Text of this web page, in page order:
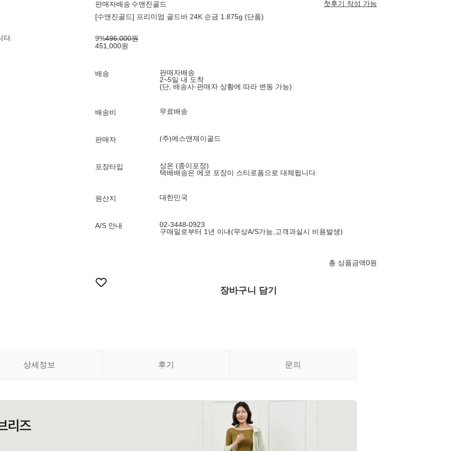
다.
판매자배송 수앤진골드
첫후기 작성 가능
[수앤진골드] 프리미엄 골드바 24K 순금 1.875g (단품)
9%496,000원
451,000원
배송
판매자배송
2~5일 내 도착
(단, 배송사·판매자 상황에 따라 변동 가능)
배송비 무료배송
판매자 (주)에스앤제이골드
포장타입
상온 (종이포장)
택배배송은 에코 포장이 스티로폼으로 대체됩니다.
원산지 대한민국
A/S 안내
02-3448-0923
구매일로부터 1년 이내(무상A/S가능,고객과실시 비용발생)
총 상품금액0원
장바구니 담기
상세정보 후기 문의